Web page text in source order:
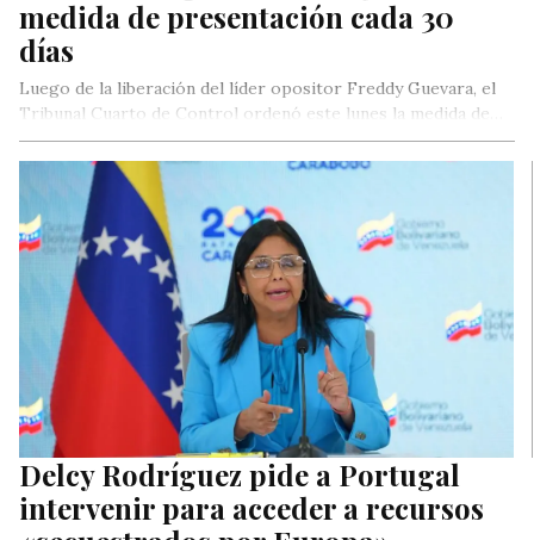
medida de presentación cada 30
días
Luego de la liberación del líder opositor Freddy Guevara, el
Tribunal Cuarto de Control ordenó este lunes la medida de…
Delcy Rodríguez pide a Portugal
intervenir para acceder a recursos